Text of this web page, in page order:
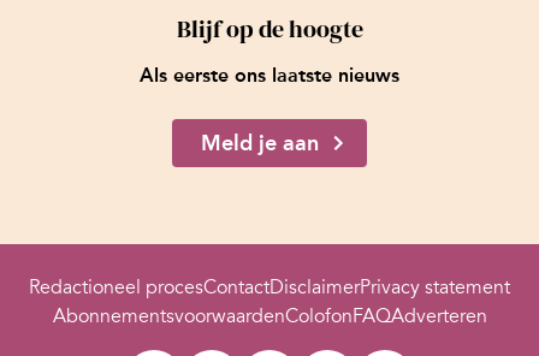
Blijf op de hoogte
Als eerste ons laatste nieuws
Meld je aan
Redactioneel procesContactDisclaimerPrivacy statement
AbonnementsvoorwaardenColofonFAQAdverteren